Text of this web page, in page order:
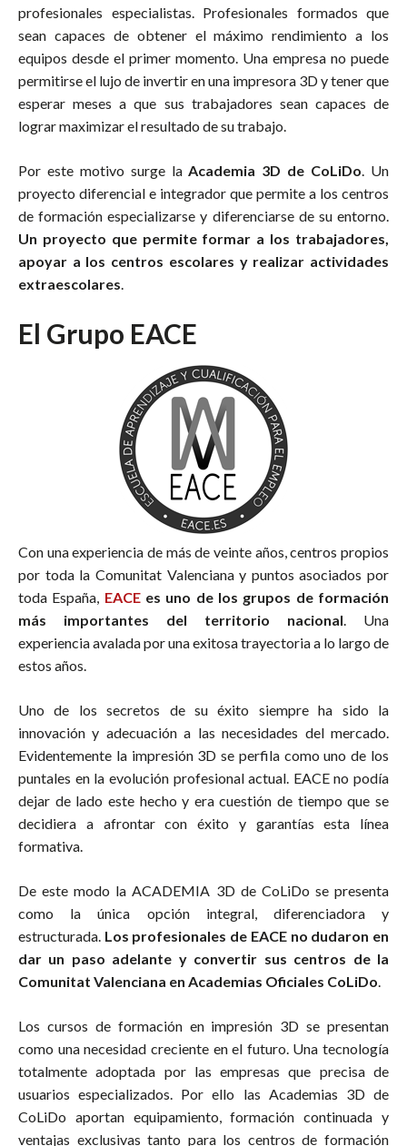
profesionales especialistas. Profesionales formados que
sean capaces de obtener el máximo rendimiento a los
equipos desde el primer momento. Una empresa no puede
permitirse el lujo de invertir en una impresora 3D y tener que
esperar meses a que sus trabajadores sean capaces de
lograr maximizar el resultado de su trabajo.
Por este motivo surge laAcademia 3D de CoLiDo. Un
proyecto diferencial e integrador que permite a los centros
de formación especializarse y diferenciarse de su entorno.
Un proyecto que permite formar a los trabajadores,
apoyar a los centros escolares y realizar actividades
extraescolares.
El Grupo EACE
Con una experiencia de más de veinte años, centros propios
por toda la Comunitat Valenciana y puntos asociados por
toda España, EACEes uno de los grupos de formación
más importantes del territorio nacional. Una
experiencia avalada por una exitosa trayectoria a lo largo de
estos años.
Uno de los secretos de su éxito siempre ha sido la
innovación y adecuación a las necesidades del mercado.
Evidentemente la impresión 3D se perfila como uno de los
puntales en la evolución profesional actual. EACE no podía
dejar de lado este hecho y era cuestión de tiempo que se
decidiera a afrontar con éxito y garantías esta línea
formativa.
De este modo la ACADEMIA 3D de CoLiDo se presenta
como la única opción integral, diferenciadora y
estructurada. Los profesionales de EACE no dudaron en
dar un paso adelante y convertir sus centros de la
Comunitat Valenciana en Academias Oficiales CoLiDo.
Los cursos de formación en impresión 3D se presentan
como una necesidad creciente en el futuro. Una tecnología
totalmente adoptada por las empresas que precisa de
usuarios especializados. Por ello las Academias 3D de
CoLiDo aportan equipamiento, formación continuada y
ventajas exclusivas tanto para los centros de formación